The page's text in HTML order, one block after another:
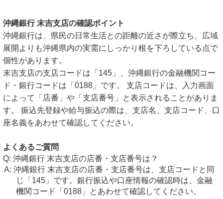
沖縄銀行 末吉支店の確認ポイント
沖縄銀行は、県民の日常生活との距離の近さが際立ち、広域
展開よりも沖縄県内の実需にしっかり根を下ろしている点で
個性があります。
末吉支店の支店コードは「145」、沖縄銀行の金融機関コー
ド・銀行コードは「0188」です。 支店コードは、入力画面
によって「店番」や「支店番号」と表示されることがありま
す。 振込先登録や給与振込の際は、支店名、支店コード、口
座名義をあわせて確認してください。
よくあるご質問
沖縄銀行 末吉支店の店番・支店番号は？
沖縄銀行 末吉支店の店番・支店番号は、支店コードと同
じ「145」です。銀行振込や口座情報の確認時は、金融
機関コード「0188」とあわせて確認してください。